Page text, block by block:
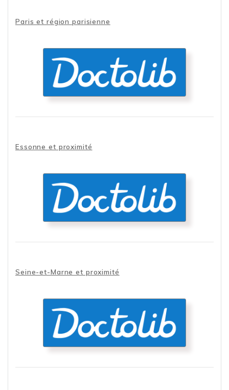
Paris et région parisienne
Doctolib
Prendre rendez-vous en ligne
dans un laboratoire parisien
Essonne et proximité
Doctolib
Prendre rendez-vous en ligne
dans un laboratoire Essonnien
Seine-et-Marne et proximité
Doctolib
Prendre RDV en ligne dans un
laboratoire de Seine-et-Marne